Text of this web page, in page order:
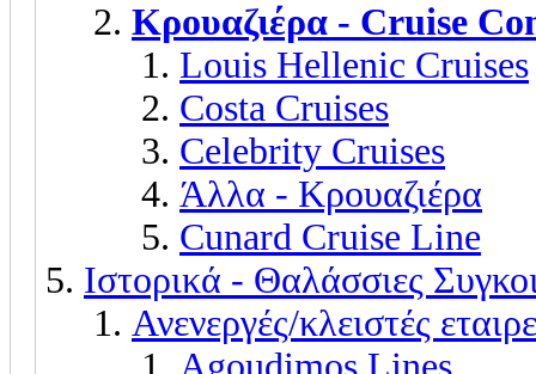
Κρουαζιέρα - Cruise
Louis Hellenic Cruises
Costa Cruises
Celebrity Cruises
Άλλα - Κρουαζιέρα
Cunard Cruise Line
Ιστορικά - Θαλάσσιες
Ανενεργές/κλειστές